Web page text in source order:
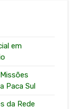
em
Paca Sul
da Rede